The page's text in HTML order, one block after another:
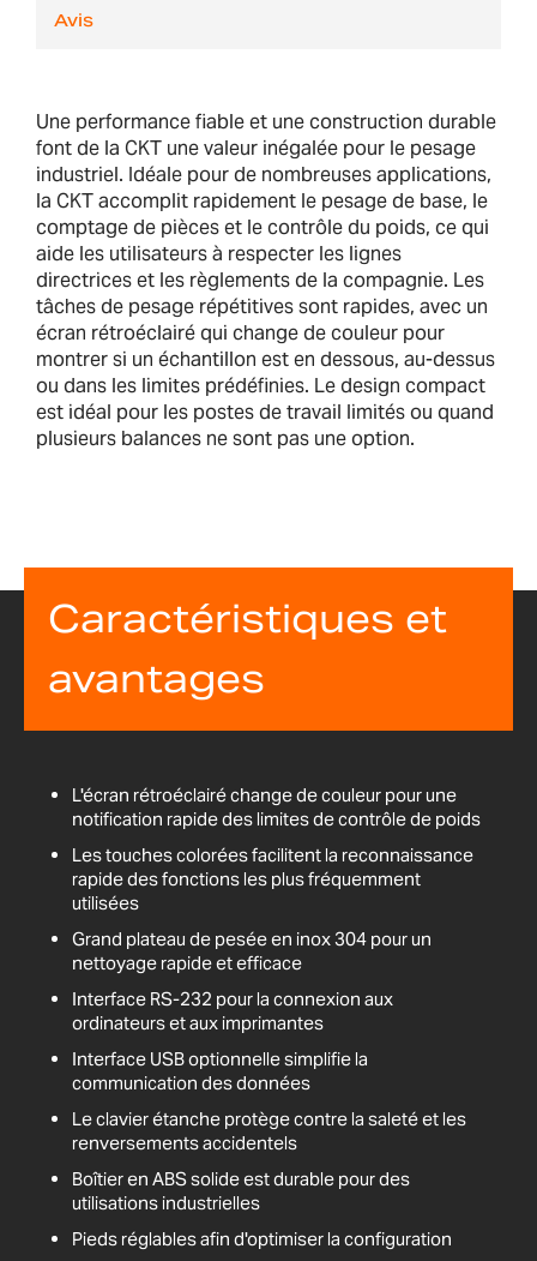
Avis
Une performance fiable et une construction durable
font de la CKT une valeur inégalée pour le pesage
industriel. Idéale pour de nombreuses applications,
la CKT accomplit rapidement le pesage de base, le
comptage de pièces et le contrôle du poids, ce qui
aide les utilisateurs à respecter les lignes
directrices et les règlements de la compagnie. Les
tâches de pesage répétitives sont rapides, avec un
écran rétroéclairé qui change de couleur pour
montrer si un échantillon est en dessous, au-dessus
ou dans les limites prédéfinies. Le design compact
est idéal pour les postes de travail limités ou quand
plusieurs balances ne sont pas une option.
Caractéristiques et
avantages
L'écran rétroéclairé change de couleur pour une
notification rapide des limites de contrôle de poids
Les touches colorées facilitent la reconnaissance
rapide des fonctions les plus fréquemment
utilisées
Grand plateau de pesée en inox 304 pour un
nettoyage rapide et efficace
Interface RS-232 pour la connexion aux
ordinateurs et aux imprimantes
Interface USB optionnelle simplifie la
communication des données
Le clavier étanche protège contre la saleté et les
renversements accidentels
Boîtier en ABS solide est durable pour des
utilisations industrielles
Pieds réglables afin d'optimiser la configuration